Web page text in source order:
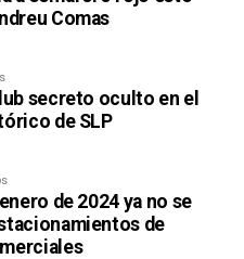
Comas
secreto oculto en el
de SLP
de 2024 ya no se
de